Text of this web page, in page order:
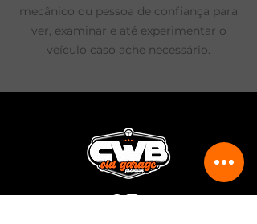
mecânico ou pessoa de confiança para
ver, examinar e até experimentar o
veículo caso ache necessário.